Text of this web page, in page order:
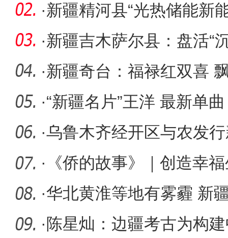
心
·新疆精河县“光热储能新
火热
·新疆吉木萨尔县：盘活“
源“生
·新疆奇台：福禄红双喜
·“新疆名片”王洋 最新单
正式
·乌鲁木齐经开区与农发
合作协议
·
《侨的故事》｜创造幸
格瓦斯香
·华北黄淮等地有雾霾 新
雪
· 陈星灿：边疆考古为构